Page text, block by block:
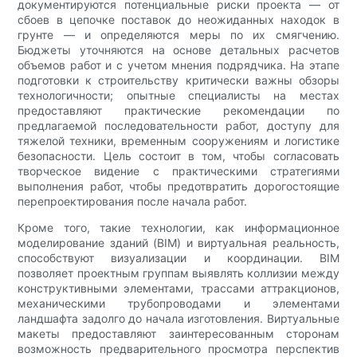
документируются потенциальные риски проекта — от
сбоев в цепочке поставок до неожиданных находок в
грунте — и определяются меры по их смягчению.
Бюджеты уточняются на основе детальных расчетов
объемов работ и с учетом мнения подрядчика. На этапе
подготовки к строительству критически важны обзоры
технологичности; опытные специалисты на местах
предоставляют практические рекомендации по
предлагаемой последовательности работ, доступу для
тяжелой техники, временным сооружениям и логистике
безопасности. Цель состоит в том, чтобы согласовать
творческое видение с практическими стратегиями
выполнения работ, чтобы предотвратить дорогостоящие
перепроектирования после начала работ.
Кроме того, такие технологии, как информационное
моделирование зданий (BIM) и виртуальная реальность,
способствуют визуализации и координации. BIM
позволяет проектным группам выявлять коллизии между
конструктивными элементами, трассами аттракционов,
механическими трубопроводами и элементами
ландшафта задолго до начала изготовления. Виртуальные
макеты предоставляют заинтересованным сторонам
возможность предварительного просмотра перспектив